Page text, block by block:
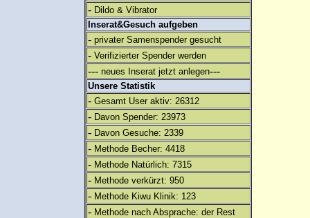
- Dildo & Vibrator
Inserat&Gesuch aufgeben
- privater Samenspender gesucht
- Verifizierter Spender werden
--- neues Inserat jetzt anlegen---
Unsere Statistik
- Gesamt User aktiv: 26312
- Davon Spender: 23973
- Davon Gesuche: 2339
- Methode Becher: 4418
- Methode Natürlich: 7315
- Methode verkürzt: 950
- Methode Kiwu Klinik: 123
- Methode nach Absprache: der Rest